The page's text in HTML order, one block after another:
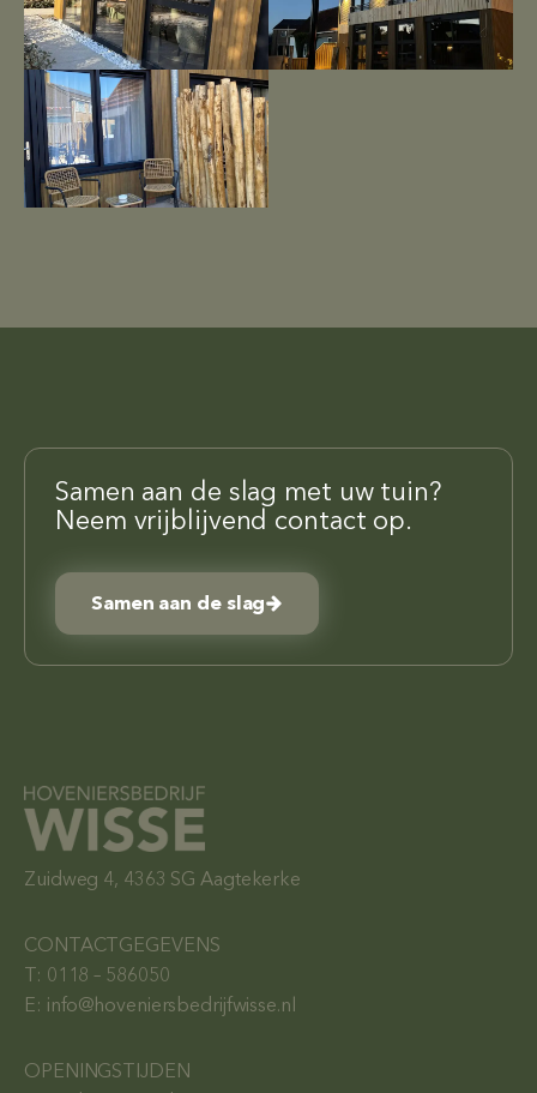
Samen aan de slag met uw tuin?
Neem vrijblijvend contact op.
Samen aan de slag
Zuidweg 4, 4363 SG Aagtekerke
CONTACTGEGEVENS
T: 0118 – 586050
E: info@hoveniersbedrijfwisse.nl
OPENINGSTIJDEN